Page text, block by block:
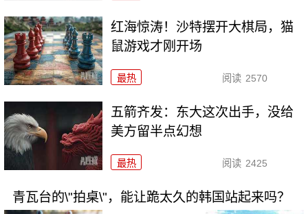
红海惊涛！沙特摆开大棋局，猫
鼠游戏才刚开场
最热 阅读 2570
五箭齐发：东大这次出手，没给
美方留半点幻想
最热 阅读 2425
青瓦台的\"拍桌\"，能让跪太久的韩国站起来吗？